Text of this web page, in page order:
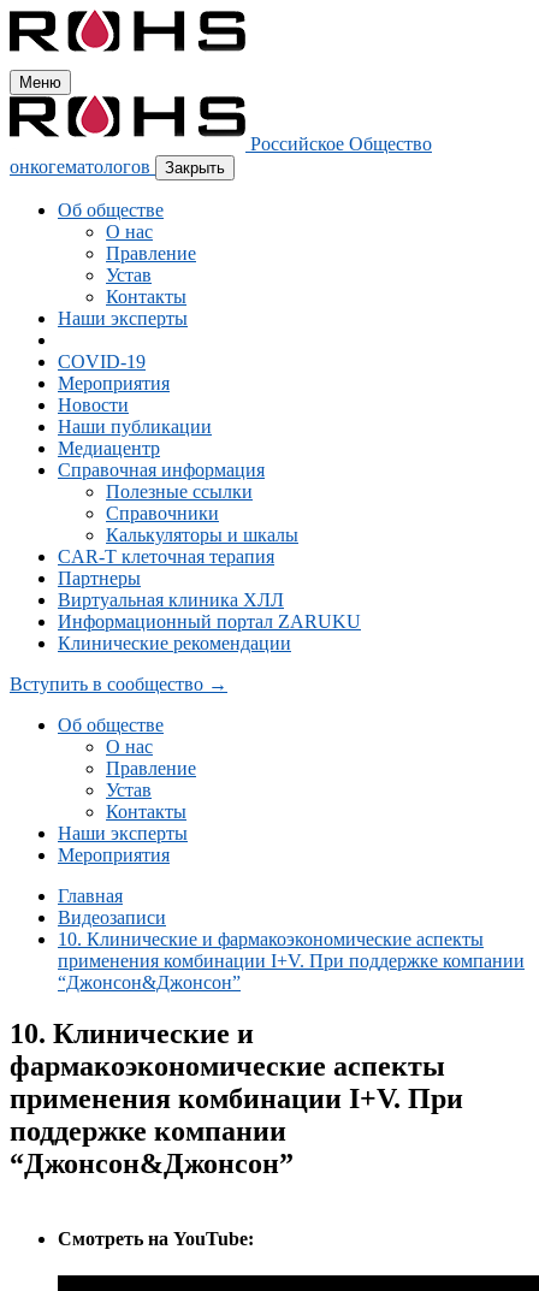
Меню
Российское Общество
онкогематологов
Закрыть
Об обществе
О нас
Правление
Устав
Контакты
Наши эксперты
COVID-19
Мероприятия
Новости
Наши публикации
Медиацентр
Справочная информация
Полезные ссылки
Справочники
Калькуляторы и шкалы
CAR-Т клеточная терапия
Партнеры
Виртуальная клиника ХЛЛ
Информационный портал ZARUKU
Клинические рекомендации
Вступить в сообщество →
Об обществе
О нас
Правление
Устав
Контакты
Наши эксперты
Мероприятия
Главная
Видеозаписи
10. Клинические и фармакоэкономические аспекты
применения комбинации I+V. При поддержке компании
“Джонсон&Джонсон”
10. Клинические и
фармакоэкономические аспекты
применения комбинации I+V. При
поддержке компании
“Джонсон&Джонсон”
Cмотреть на YouTube: